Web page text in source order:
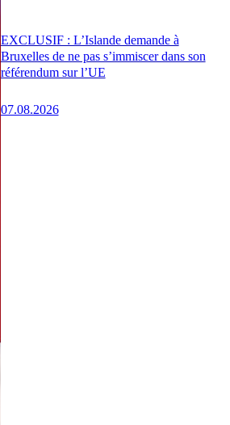
EXCLUSIF : L’Islande demande à
Bruxelles de ne pas s’immiscer dans son
référendum sur l’UE
07.08.2026